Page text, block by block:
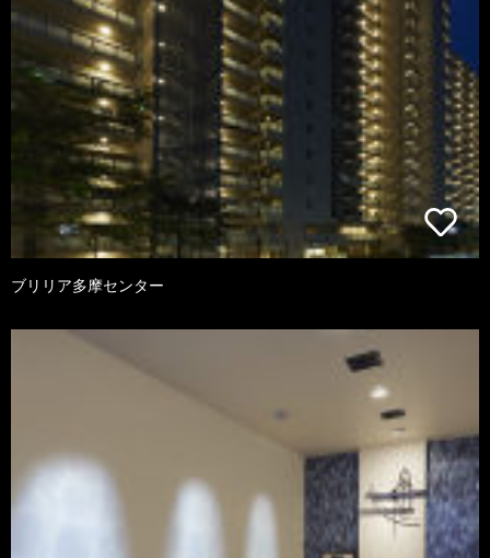
ブリリア多摩センター